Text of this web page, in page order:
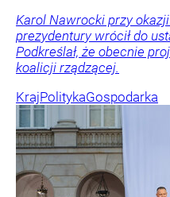
Karol Nawrocki przy
prezydentury wrócił do
Podkreślał, że obecnie
koalicji rządzącej.
KrajPolitykaGospodarka